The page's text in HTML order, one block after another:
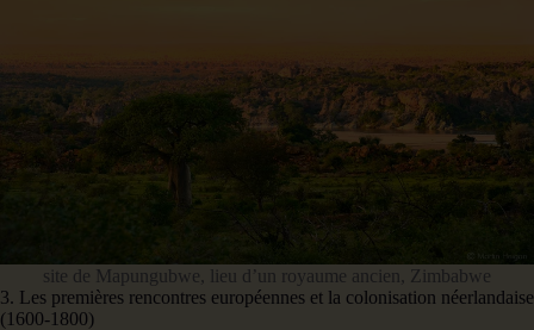
site de Mapungubwe, lieu d’un royaume ancien, Zimbabwe
3. Les premières rencontres européennes et la colonisation néerlandaise
(1600-1800)